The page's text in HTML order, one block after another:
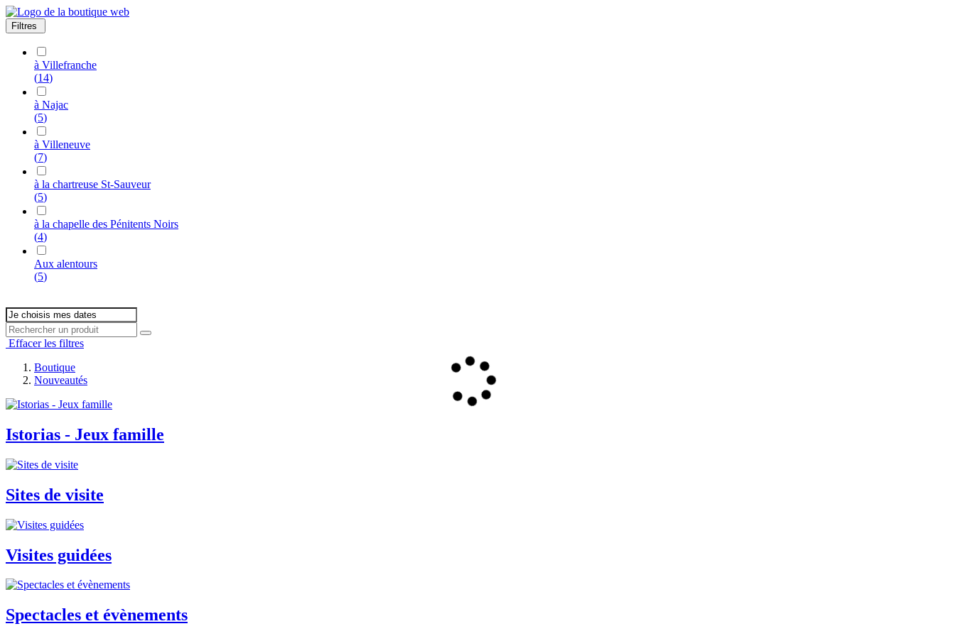
à Villefranche
(14)
à Najac
(5)
à Villeneuve
(7)
à la chartreuse St-Sauveur
(5)
à la chapelle des Pénitents Noirs
(4)
Aux alentours
(5)
Effacer les filtres
Boutique
Nouveautés
Istorias - Jeux famille
Sites de visite
Visites guidées
Spectacles et évènements